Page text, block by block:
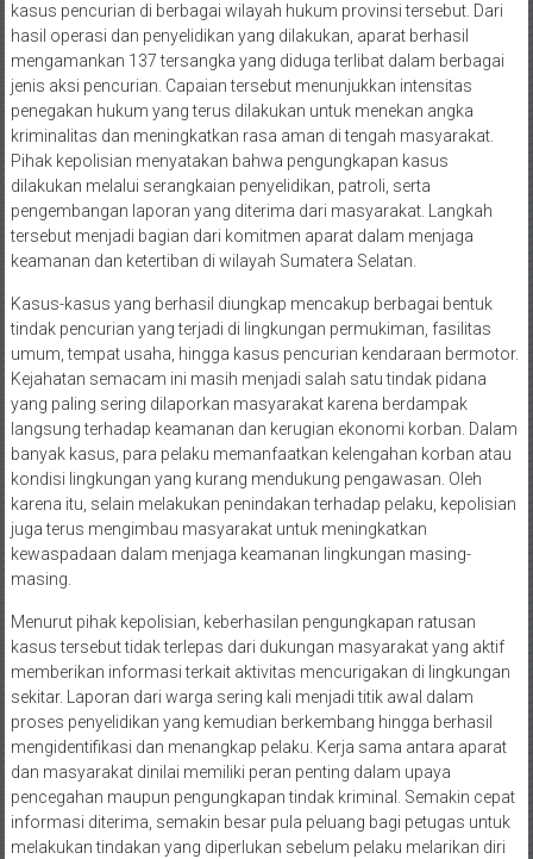
kasus pencurian di berbagai wilayah hukum provinsi tersebut. Dari
hasil operasi dan penyelidikan yang dilakukan, aparat berhasil
mengamankan 137 tersangka yang diduga terlibat dalam berbagai
jenis aksi pencurian. Capaian tersebut menunjukkan intensitas
penegakan hukum yang terus dilakukan untuk menekan angka
kriminalitas dan meningkatkan rasa aman di tengah masyarakat.
Pihak kepolisian menyatakan bahwa pengungkapan kasus
dilakukan melalui serangkaian penyelidikan, patroli, serta
pengembangan laporan yang diterima dari masyarakat. Langkah
tersebut menjadi bagian dari komitmen aparat dalam menjaga
keamanan dan ketertiban di wilayah Sumatera Selatan.
Kasus-kasus yang berhasil diungkap mencakup berbagai bentuk
tindak pencurian yang terjadi di lingkungan permukiman, fasilitas
umum, tempat usaha, hingga kasus pencurian kendaraan bermotor.
Kejahatan semacam ini masih menjadi salah satu tindak pidana
yang paling sering dilaporkan masyarakat karena berdampak
langsung terhadap keamanan dan kerugian ekonomi korban. Dalam
banyak kasus, para pelaku memanfaatkan kelengahan korban atau
kondisi lingkungan yang kurang mendukung pengawasan. Oleh
karena itu, selain melakukan penindakan terhadap pelaku, kepolisian
juga terus mengimbau masyarakat untuk meningkatkan
kewaspadaan dalam menjaga keamanan lingkungan masing-
masing.
Menurut pihak kepolisian, keberhasilan pengungkapan ratusan
kasus tersebut tidak terlepas dari dukungan masyarakat yang aktif
memberikan informasi terkait aktivitas mencurigakan di lingkungan
sekitar. Laporan dari warga sering kali menjadi titik awal dalam
proses penyelidikan yang kemudian berkembang hingga berhasil
mengidentifikasi dan menangkap pelaku. Kerja sama antara aparat
dan masyarakat dinilai memiliki peran penting dalam upaya
pencegahan maupun pengungkapan tindak kriminal. Semakin cepat
informasi diterima, semakin besar pula peluang bagi petugas untuk
melakukan tindakan yang diperlukan sebelum pelaku melarikan diri